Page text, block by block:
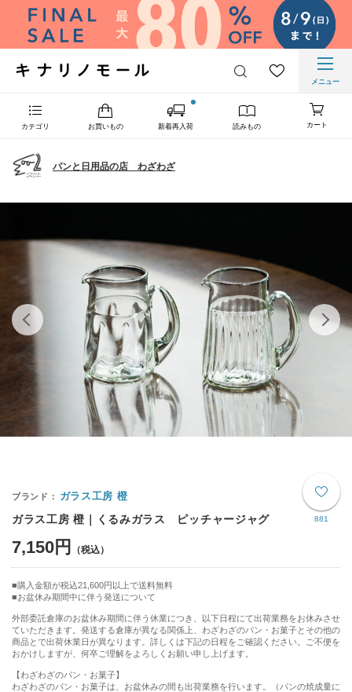
メニュー
カテゴリ お買いもの 新着再入荷 読みもの カート
パンと日用品の店 わざわざ
881
ガラス工房 橙
ガラス工房 橙｜くるみガラス ピッチャージャグ
7,150円
購入金額が税込21,600円以上で送料無料
お盆休み期間中に伴う発送について
外部委託倉庫のお盆休み期間に伴う休業につき、以下日程にて出荷業務をお休みさせ
ていただきます。発送する倉庫が異なる関係上、わざわざのパン・お菓子とその他の
商品とで出荷休業日が異なります。詳しくは下記の日程をご確認ください。ご不便を
おかけしますが、何卒ご理解をよろしくお願い申し上げます。
【わざわざのパン・お菓子】
わざわざのパン・お菓子は、お盆休みの間も出荷業務を行います。（パンの焼成量に